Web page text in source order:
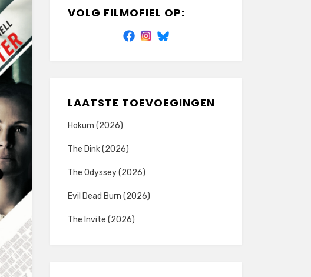
VOLG FILMOFIEL OP:
LAATSTE TOEVOEGINGEN
Hokum (2026)
The Dink (2026)
The Odyssey (2026)
Evil Dead Burn (2026)
The Invite (2026)